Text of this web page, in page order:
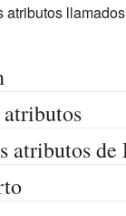
atributos llamados
atributos de